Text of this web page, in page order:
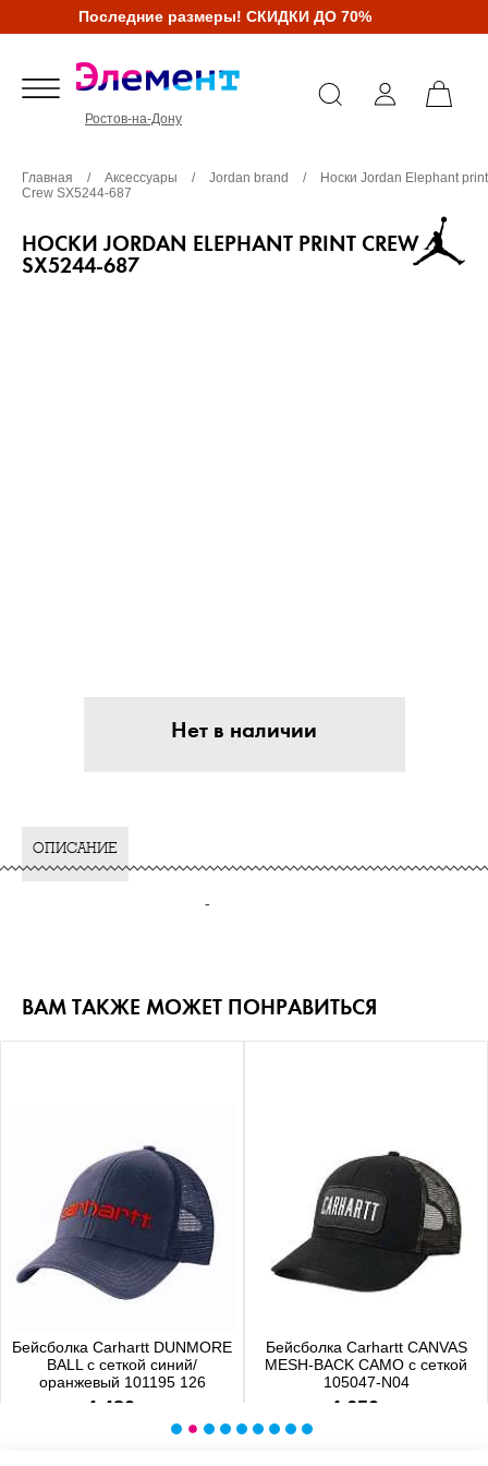
Последние размеры! СКИДКИ ДО 70%
Ростов-на-Дону
Главная / Аксессуары / Jordan brand /
Носки Jordan Elephant print
Crew SX5244-687
НОСКИ JORDAN ELEPHANT PRINT CREW
SX5244-687
Нет в наличии
ОПИСАНИЕ
-
ВАМ ТАКЖЕ МОЖЕТ ПОНРАВИТЬСЯ
Бейсболка Carhartt DUNMORE
BALL с сеткой синий/
оранжевый 101195 126
4 480 р.
Бейсболка Carhartt CANVAS
MESH-BACK CAMO с сеткой
105047-N04
4 650 р.